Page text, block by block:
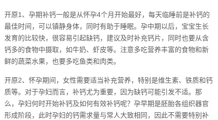
开原1、孕期补钙一般是从怀孕4个月开始最好，每天临睡前是补钙的
最佳时间，可以镇静身体，同时有助于睡眠。孕中期以后，宝宝生长
发育的比较快，很容易引起缺钙，建议及时补充钙片，同时也要从含
钙多的食物中摄取，如牛奶、虾皮等。注意多吃营养丰富的食物和新
鲜的蔬菜水果，也要多吃鱼类和肉类。
开原2、怀孕期间，女性需要适当补充营养，特别是维生素、铁质和钙
质等。对于孕妇而言，补钙尤为重要，因为缺钙可能引发不适。那
么，孕妇何时开始补钙及如何有效补钙呢？孕早期是胚胎各组织器官
形成阶段，此时孕妇的钙需求量与常人大致相同，因此不需要特别补